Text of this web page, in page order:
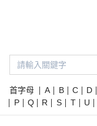
首字母 A B C D
P
Q R S T U